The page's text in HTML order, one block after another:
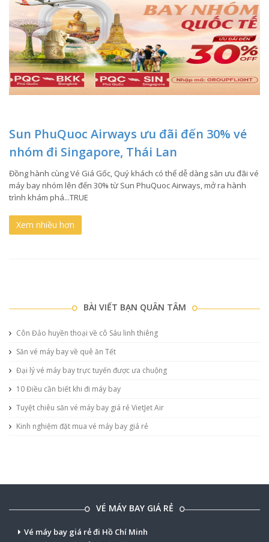
Sun PhuQuoc Airways ưu đãi đến 30% vé
nhóm đi Singapore, Thái Lan
Đồng hành cùng Vé Giá Gốc, Quý khách có thể dễ dàng săn ưu đãi vé
máy bay nhóm lên đến 30% từ Sun PhuQuoc Airways, mở ra hành
trình khám phá...TRUE
Xem nhiều hơn
BÀI VIẾT BẠN QUÂN TÂM
Côn Đảo huyền thoại về cô Sáu linh thiêng
Săn vé máy bay về quê ăn Tết
Đại lý vé máy bay trực tuyến được ưa chuộng
10 Điều cần biết khi đi máy bay
Tuyệt chiêu săn vé máy bay giá rẻ VietJet Air
Kinh nghiệm đặt mua vé máy bay giá rẻ
VÉ MÁY BAY GIÁ RẺ
Vé máy bay giá rẻ đi Hồ Chí Minh